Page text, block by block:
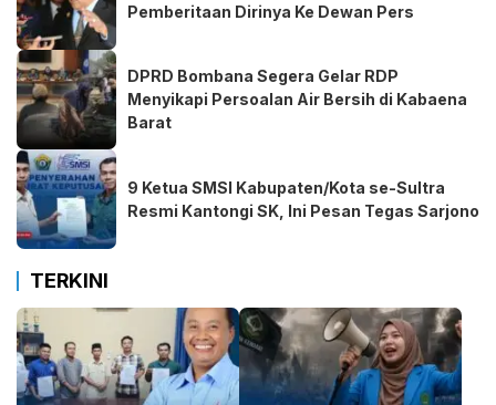
Pemberitaan Dirinya Ke Dewan Pers
DPRD Bombana Segera Gelar RDP
Menyikapi Persoalan Air Bersih di Kabaena
Barat
9 Ketua SMSI Kabupaten/Kota se-Sultra
Resmi Kantongi SK, Ini Pesan Tegas Sarjono
TERKINI